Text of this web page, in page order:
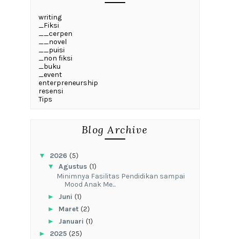
writing
_Fiksi
__cerpen
__novel
__puisi
_non fiksi
_buku
_event
enterpreneurship
resensi
Tips
Blog Archive
▼ 2026 (5)
▼ Agustus (1)
‎Minimnya Fasilitas Pendidikan sampai
Mood Anak Me...
► Juni (1)
► Maret (2)
► Januari (1)
► 2025 (25)